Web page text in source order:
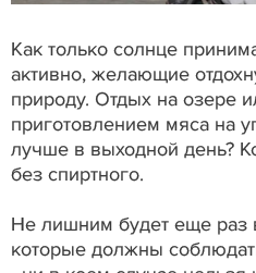
Как только солнце
активно, желающие
природу. Отдых на озере
приготовлением мяса на
лучше в выходной день?
без спиртного.
Не лишним будет еще раз
которые должны